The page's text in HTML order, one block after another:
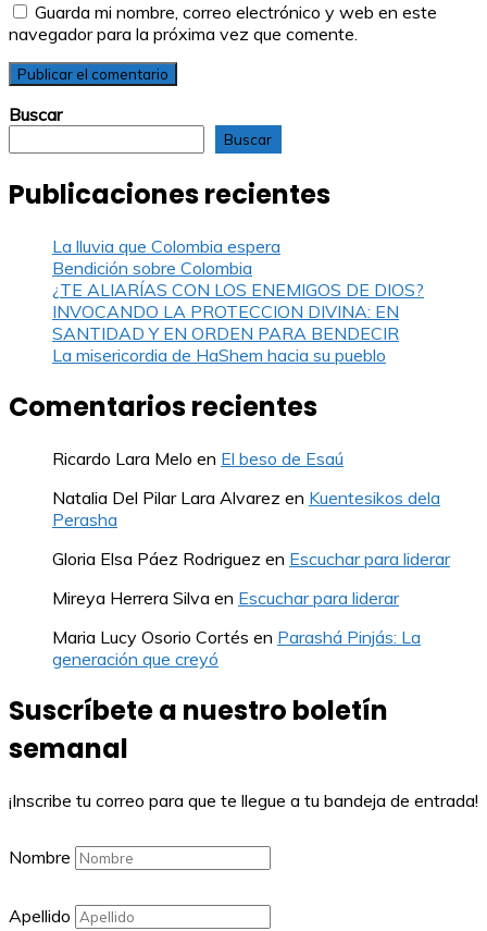
Guarda mi nombre, correo electrónico y web en este
navegador para la próxima vez que comente.
Buscar
Buscar
Publicaciones recientes
La lluvia que Colombia espera
Bendición sobre Colombia
¿TE ALIARÍAS CON LOS ENEMIGOS DE DIOS?
INVOCANDO LA PROTECCION DIVINA: EN
SANTIDAD Y EN ORDEN PARA BENDECIR
La misericordia de HaShem hacia su pueblo
Comentarios recientes
Ricardo Lara Melo en El beso de Esaú
Natalia Del Pilar Lara Alvarez en Kuentesikos dela
Perasha
Gloria Elsa Páez Rodriguez en Escuchar para liderar
Mireya Herrera Silva en Escuchar para liderar
Maria Lucy Osorio Cortés en Parashá Pinjás: La
generación que creyó
Suscríbete a nuestro boletín
semanal
¡Inscribe tu correo para que te llegue a tu bandeja de entrada!
Nombre
Apellido